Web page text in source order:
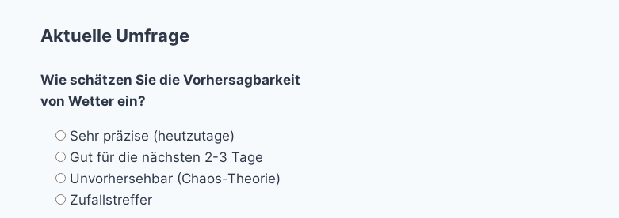
Aktuelle Umfrage
Wie schätzen Sie die Vorhersagbarkeit
von Wetter ein?
Sehr präzise (heutzutage)
Gut für die nächsten 2-3 Tage
Unvorhersehbar (Chaos-Theorie)
Zufallstreffer